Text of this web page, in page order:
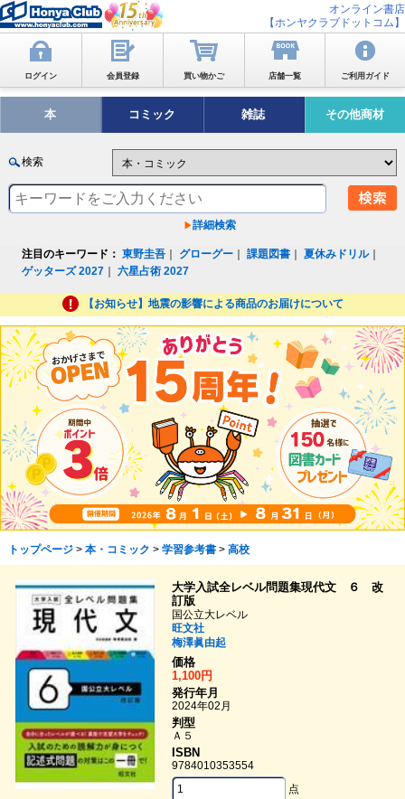
オンライン書店
【ホンヤクラブドットコム】
ログイン 会員登録 買い物かご 店舗一覧 ご利用ガイド
本 コミック 雑誌 その他商材
検索
詳細検索
注目のキーワード： 東野圭吾 グローグー ｜課題図書 ｜夏休みドリル｜
ゲッターズ 2027 ｜六星占術 2027
【お知らせ】地震の影響による商品のお届けについて
トップページ> 本・コミック > 学習参考書> 高校
大学入試全レベル問題集現代文 ６ 改
訂版
国公立大レベル
旺文社
梅澤眞由起
価格
1,100円
発行年月
2024年02月
判型
Ａ５
ISBN
9784010353554
点